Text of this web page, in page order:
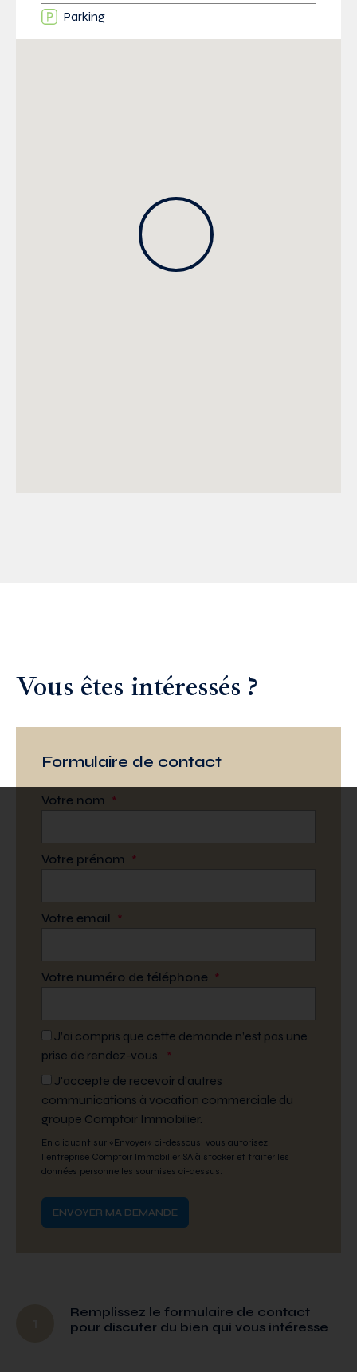
Parking
Vous êtes intéressés ?
Formulaire de contact
Votre nom *
Votre prénom *
Votre email *
Votre numéro de téléphone *
J’ai compris que cette demande n’est pas une
prise de rendez-vous. *
J'accepte de recevoir d'autres
communications à vocation commerciale du
groupe Comptoir Immobilier.
En cliquant sur «Envoyer» ci-dessous, vous autorisez
l'entreprise Comptoir Immobilier SA à stocker et traiter les
données personnelles soumises ci-dessus.
Remplissez le formulaire de contact
pour discuter du bien qui vous intéresse